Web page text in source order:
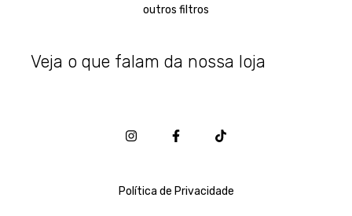
outros filtros
Veja o que falam da nossa loja
Política de Privacidade